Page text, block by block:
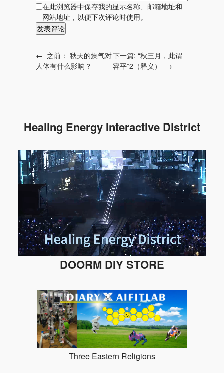
在此浏览器中保存我的显示名称、邮箱地址和
网站地址，以便下次评论时使用。
← 之前： 秋天的燥气对
人体有什么影响？
下一篇: “秋三月，此谓
容平”2（释义）
→
Healing Energy Interactive District
DOORM DIY STORE
Three Eastern Religions